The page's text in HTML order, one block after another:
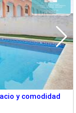
y comodidad